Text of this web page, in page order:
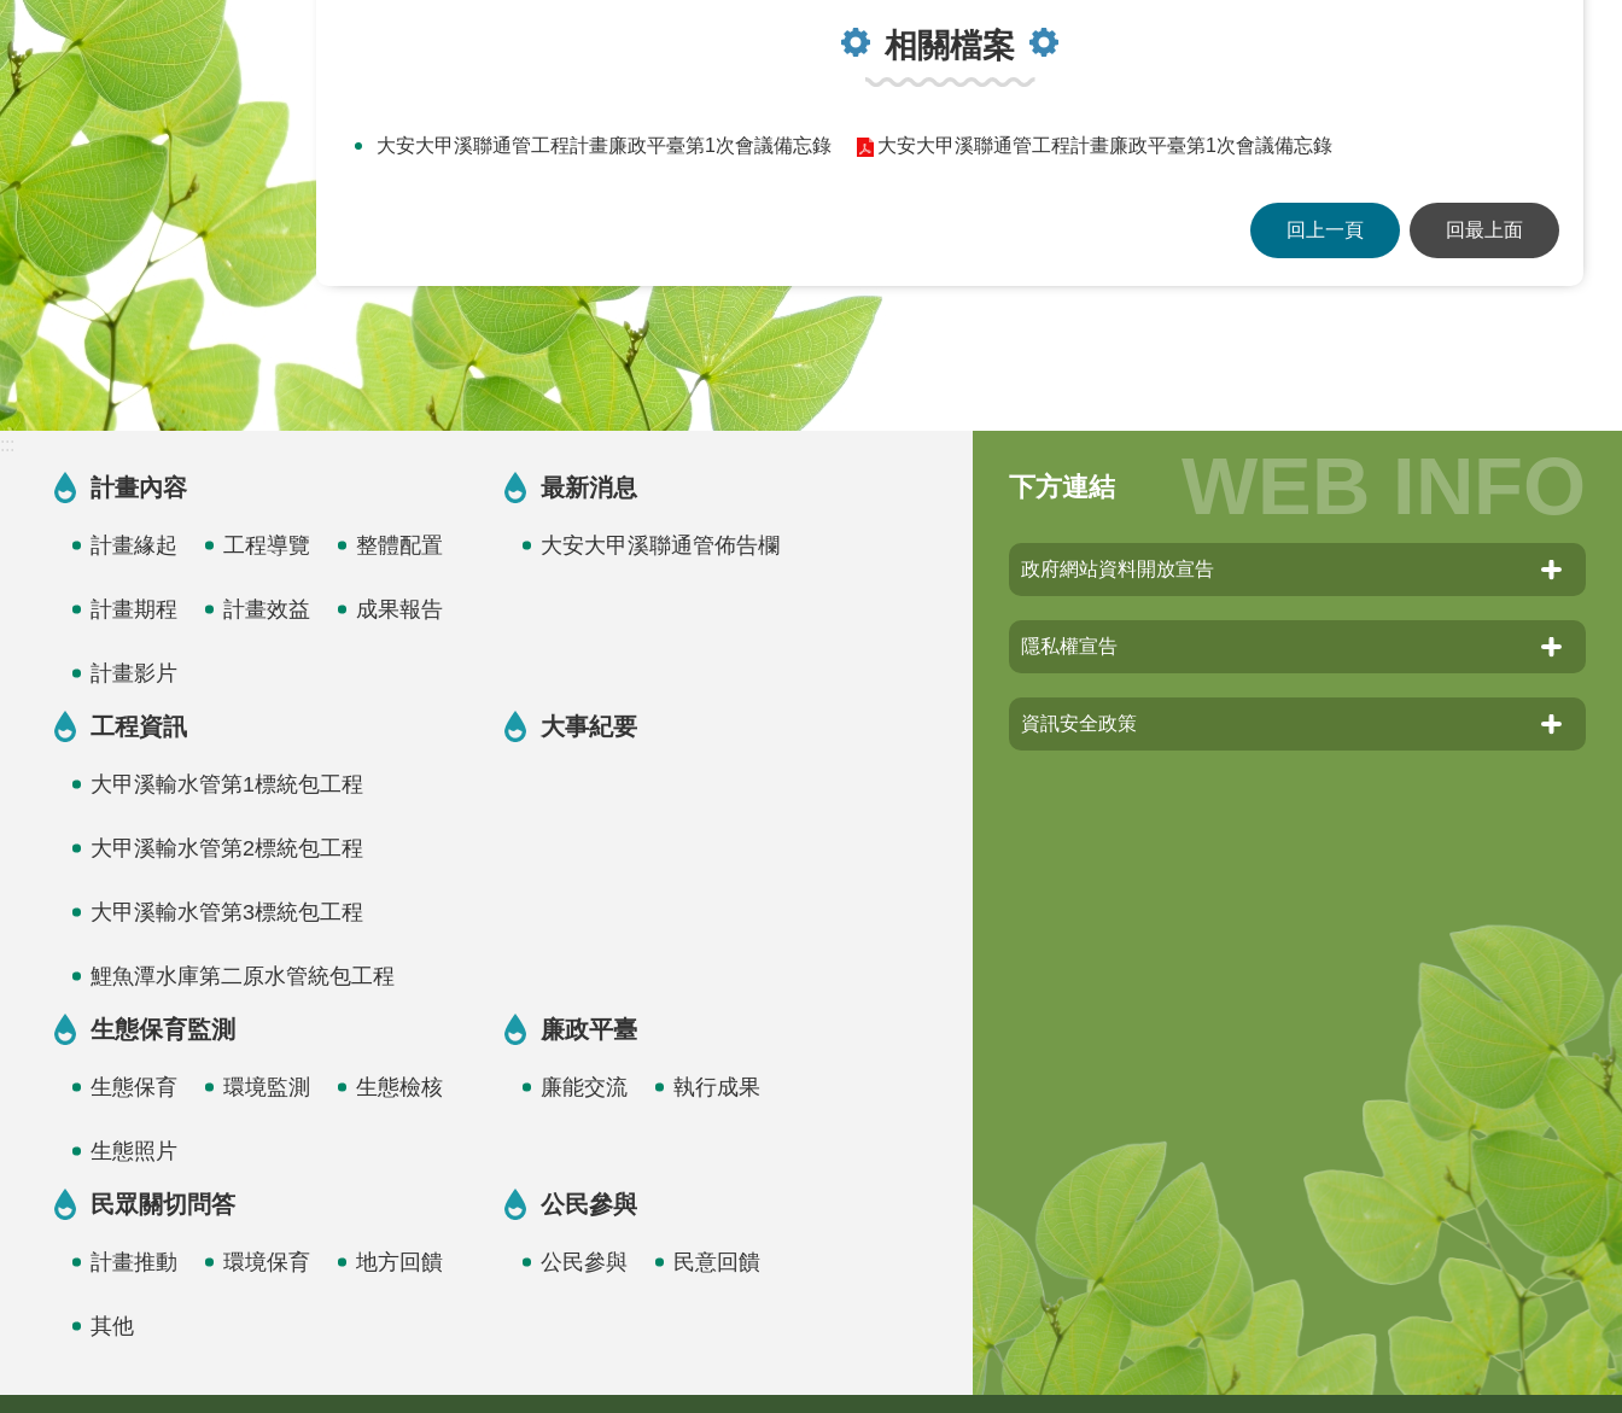
相關檔案
大安大甲溪聯通管工程計畫廉政平臺第1次會議備忘錄 大安大甲溪聯通管工程計畫廉政平臺第1次會議備忘錄
回上一頁 回最上面
:::
計畫內容
計畫緣起 工程導覽 整體配置
計畫期程 計畫效益 成果報告
計畫影片
最新消息
大安大甲溪聯通管佈告欄
工程資訊
大甲溪輸水管第1標統包工程
大甲溪輸水管第2標統包工程
大甲溪輸水管第3標統包工程
鯉魚潭水庫第二原水管統包工程
大事紀要
生態保育監測
生態保育 環境監測 生態檢核
生態照片
廉政平臺
廉能交流 執行成果
民眾關切問答
計畫推動 環境保育 地方回饋
其他
公民參與
公民參與 民意回饋
下方連結
政府網站資料開放宣告
隱私權宣告
資訊安全政策